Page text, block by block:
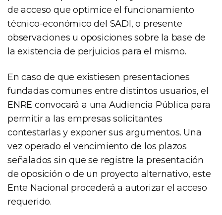
de acceso que optimice el funcionamiento
técnico-económico del SADI, o presente
observaciones u oposiciones sobre la base de
la existencia de perjuicios para el mismo.
En caso de que existiesen presentaciones
fundadas comunes entre distintos usuarios, el
ENRE convocará a una Audiencia Pública para
permitir a las empresas solicitantes
contestarlas y exponer sus argumentos. Una
vez operado el vencimiento de los plazos
señalados sin que se registre la presentación
de oposición o de un proyecto alternativo, este
Ente Nacional procederá a autorizar el acceso
requerido.